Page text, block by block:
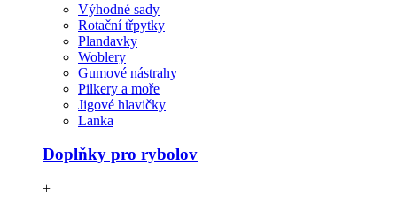
Výhodné sady
Rotační třpytky
Plandavky
Woblery
Gumové nástrahy
Pilkery a moře
Jigové hlavičky
Lanka
Doplňky pro rybolov
+